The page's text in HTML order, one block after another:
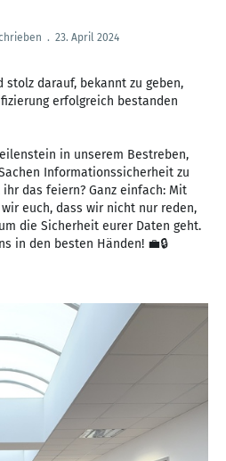
. 23. April 2024
stolz darauf, bekannt zu geben,
erfolgreich bestanden
in unserem Bestreben,
Informationssicherheit zu
das feiern? Ganz einfach: Mit
euch, dass wir nicht nur reden,
die Sicherheit eurer Daten geht.
in den besten Händen! 💼🔒